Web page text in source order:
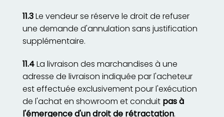
11.3Le vendeur se réserve le droit de refuser
une demande d'annulation sans justification
supplémentaire.
11.4La livraison des marchandises à une
adresse de livraison indiquée par l'acheteur
est effectuée exclusivement pour l'exécution
de l'achat en showroom et conduit pas à
l'émergence d'un droit de rétractation.